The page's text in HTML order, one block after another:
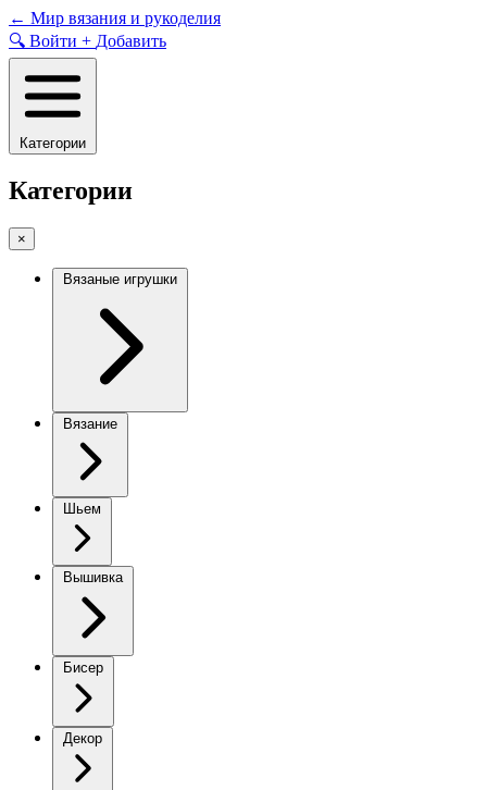
Skip
to
content
← Мир вязания и рукоделия
🔍 Войти + Добавить
Категории
Категории
×
Вязаные игрушки
Вязание
Шьем
Вышивка
Бисер
Декор